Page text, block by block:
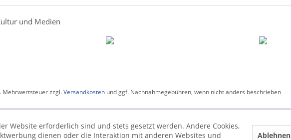
und Medien
Mehrwertsteuer zzgl.Versandkostenund ggf. Nachnahmegebühren, wenn nicht anders beschrieben
Website erforderlich sind und stets gesetzt werden. Andere Cookies,
dienen oder die Interaktion mit anderen Websites und
Ablehnen